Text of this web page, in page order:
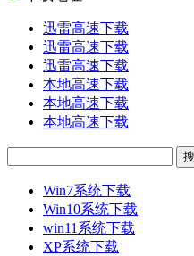
迅雷高速下载
迅雷高速下载
迅雷高速下载
本地高速下载
本地高速下载
本地高速下载
Win7系统下载
Win10系统下载
win11系统下载
XP系统下载